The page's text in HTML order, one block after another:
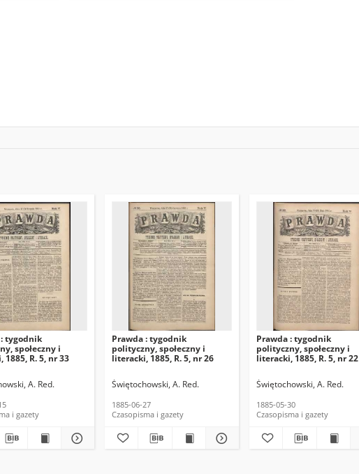
tygodnik
społeczny i
1885, R. 5, nr 33
A. Red.
i gazety
Prawda : tygodnik
polityczny, społeczny i
literacki, 1885, R. 5, nr 26
Świętochowski, A. Red.
1885-06-27
Czasopisma i gazety
Prawda : tygodnik
polityczny, społeczny i
literacki, 1885, R. 5, nr 22
Świętochowski, A. Red.
1885-05-30
Czasopisma i gazety